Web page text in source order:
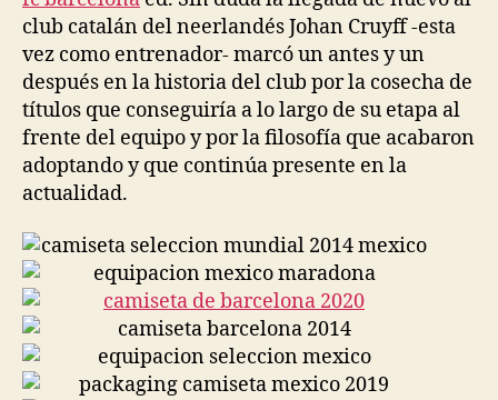
club catalán del neerlandés Johan Cruyff -esta
vez como entrenador- marcó un antes y un
después en la historia del club por la cosecha de
títulos que conseguiría a lo largo de su etapa al
frente del equipo y por la filosofía que acabaron
adoptando y que continúa presente en la
actualidad.